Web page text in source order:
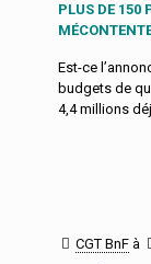
PLUS DE 150
Est-ce
budgets de
4,4 millions
CGT BnF à